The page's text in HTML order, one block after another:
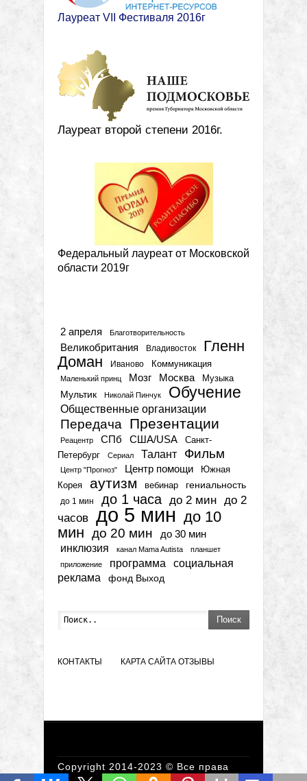
Лауреат VII Фестиваля 2016г
Лауреат второй степени 2016г.
Федеральный лауреат от Московской
области 2019г
2 апреля Благотворительность
Великобритания Владивосток
Гленн
Доман
Иваново Коммуникация
Маленький принц Мозг Москва Музыка
Мультик Николай Пинчук Обучение
Общественные организации
Передача Презентации
Реацентр СПб США/USA
Санкт-
Петербург
Сериал Талант Фильм
Центр "Прогноз" Центр помощи
Южная
Корея
аутизм вебинар гениальность
до 1 мин до 1 часа до 2 мин до 2
часов до 5 мин до 10
мин до 20 мин до 30 мин
инклюзия канал Mama Autista
планшет
приложение
программа
социальная
реклама
фонд Выход
Поиск
КОНТАКТЫ КАРТА САЙТА ОТЗЫВЫ
Copyright 2014-2023 © Все права